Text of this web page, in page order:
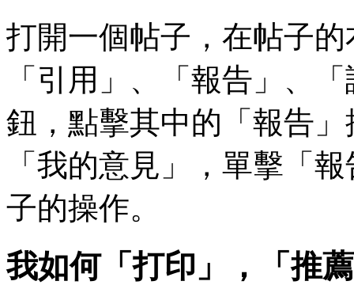
打開一個帖子，在帖子
「引用」、「報告」、
鈕，點擊其中的「報告
「我的意見」，單擊「
子的操作。
我如何「打印」，「推